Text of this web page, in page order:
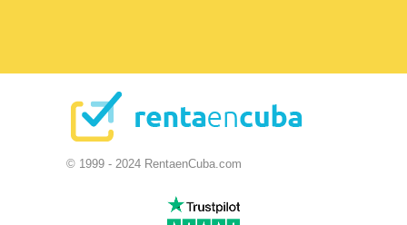
© 1999 - 2024 RentaenCuba.com